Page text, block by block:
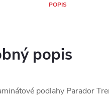
POPIS
popis
podlahy Parador